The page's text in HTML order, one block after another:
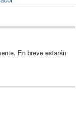
En breve estarán